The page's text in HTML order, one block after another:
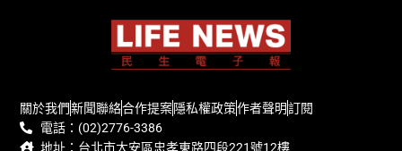
關於我們新聞聯絡合作提案隱私權政策作者聲明訂閱
電話：(02)2776-3386
地址：台北市大安區忠孝東路四段221號12樓